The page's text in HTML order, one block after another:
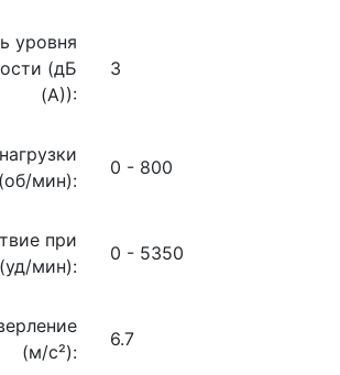
уровня
(дБ
(А)):
3
(об/мин):
0 - 800
при
мин):
0 - 5350
(м/c²):
6.7